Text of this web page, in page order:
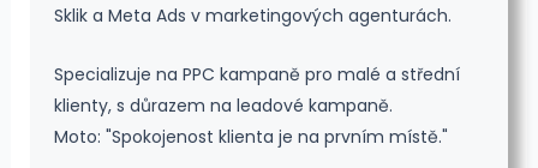
Sklik a Meta Ads v marketingových agenturách.
Specializuje na PPC kampaně pro malé a střední
klienty, s důrazem na leadové kampaně.
Moto: "Spokojenost klienta je na prvním místě."